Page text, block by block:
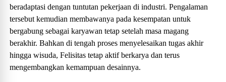
beradaptasi dengan tuntutan pekerjaan di industri. Pengalaman
tersebut kemudian membawanya pada kesempatan untuk
bergabung sebagai karyawan tetap setelah masa magang
berakhir. Bahkan di tengah proses menyelesaikan tugas akhir
hingga wisuda, Felisitas tetap aktif berkarya dan terus
mengembangkan kemampuan desainnya.